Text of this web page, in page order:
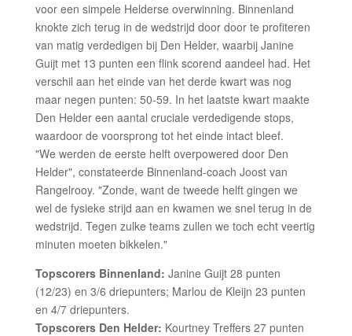
voor een simpele Helderse overwinning. Binnenland
knokte zich terug in de wedstrijd door door te profiteren
van matig verdedigen bij Den Helder, waarbij Janine
Guijt met 13 punten een flink scorend aandeel had. Het
verschil aan het einde van het derde kwart was nog
maar negen punten: 50-59. In het laatste kwart maakte
Den Helder een aantal cruciale verdedigende stops,
waardoor de voorsprong tot het einde intact bleef.
"We werden de eerste helft overpowered door Den
Helder", constateerde Binnenland-coach Joost van
Rangelrooy. "Zonde, want de tweede helft gingen we
wel de fysieke strijd aan en kwamen we snel terug in de
wedstrijd. Tegen zulke teams zullen we toch echt veertig
minuten moeten bikkelen."
Topscorers Binnenland: Janine Guijt 28 punten
(12/23) en 3/6 driepunters; Marlou de Kleijn 23 punten
en 4/7 driepunters.
Topscorers Den Helder: Kourtney Treffers 27 punten